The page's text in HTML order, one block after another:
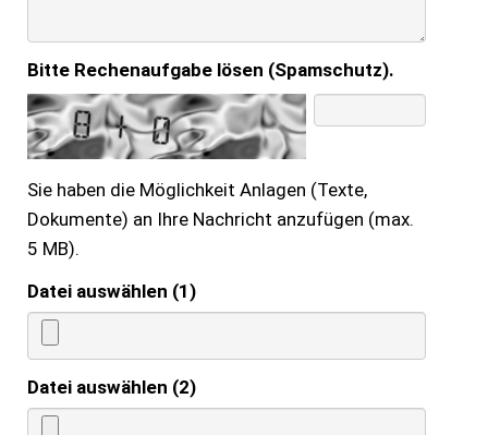
Bitte Rechenaufgabe lösen (Spamschutz).
Sie haben die Möglichkeit Anlagen (Texte,
Dokumente) an Ihre Nachricht anzufügen (max.
5 MB).
Datei auswählen (1)
Datei auswählen (2)